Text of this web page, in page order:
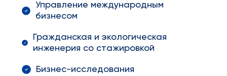
Управление международным
бизнесом
Гражданская и экологическая
инженерия со стажировкой
Бизнес-исследования